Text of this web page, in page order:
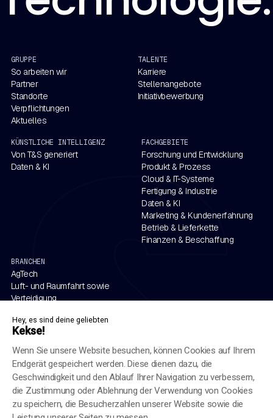
Hey, es sind deine geliebten
Kekse!
Wenn Sie unsere Website besuchen, können Cookies auf Ihrem
Endgerät gespeichert werden. Diese dienen dazu, die
Geschwindigkeit und den Ablauf Ihrer Navigation zu verbessern,
die Zustimmung oder Ablehnung der Verwendung von Cookies
zu speichern, die Besucherzahlen unserer Website sowie die
GRUPPE
So arbeiten wir
Partner
Standorte
Verpflichtungen
Aktuelles
TALENTE
Karriere
Stellenangebote
Initiativbewerbung
KÜNSTLICHE INTELLIGENZ
Von T&S generiert
Daten & KI
FACHGEBIETE
Forschung und Entwicklung
Produkt & Prozess
Cloud & IT-Systeme
Fertigung & Industrie
Daten & KI
Marketing & Kundenerfahrung
Betrieb & Lieferkette
Finanzen & Beschaffung
BRANCHEN
AgTech
Luft- und Raumfahrt sowie
Verteidigung
Energie
Finanzdienstleistungen
Gesundheitswesen und
Biowissenschaften
Industrie
Luxus & Einzelhandel
Eisenbahn